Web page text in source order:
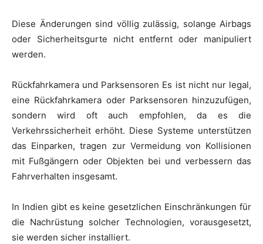
Diese Änderungen sind völlig zulässig, solange Airbags
oder Sicherheitsgurte nicht entfernt oder manipuliert
werden.
Rückfahrkamera und Parksensoren Es ist nicht nur legal,
eine Rückfahrkamera oder Parksensoren hinzuzufügen,
sondern wird oft auch empfohlen, da es die
Verkehrssicherheit erhöht. Diese Systeme unterstützen
das Einparken, tragen zur Vermeidung von Kollisionen
mit Fußgängern oder Objekten bei und verbessern das
Fahrverhalten insgesamt.
In Indien gibt es keine gesetzlichen Einschränkungen für
die Nachrüstung solcher Technologien, vorausgesetzt,
sie werden sicher installiert.